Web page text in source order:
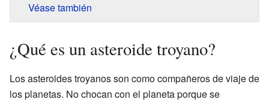
Véase también
¿Qué es un asteroide troyano?
Los asteroides troyanos son como compañeros de viaje de
los planetas. No chocan con el planeta porque se